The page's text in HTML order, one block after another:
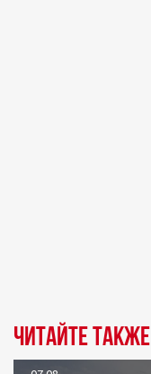
Читайте также